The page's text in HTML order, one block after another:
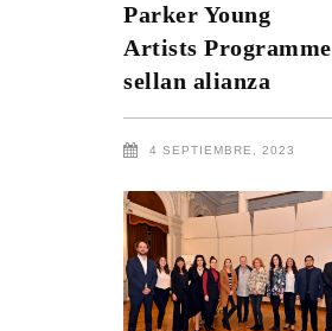
Parker Young
Artists Programme
sellan alianza
4 SEPTIEMBRE, 2023